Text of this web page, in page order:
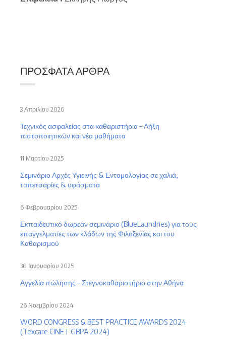
ΠΡΌΣΦΑΤΑ ΆΡΘΡΑ
Τεχνικός ασφαλείας στα καθαριστήρια – Λήξη
πιστοποιητικών και νέα μαθήματα
3 Απριλίου 2026
Σεμινάριο Αρχές Υγιεινής & Εντομολογίας σε χαλιά,
ταπετσαρίες & υφάσματα
11 Μαρτίου 2025
Εκπαιδευτικό δωρεάν σεμινάριο (BlueLaundries) για τους
επαγγελματίες των κλάδων της Φιλοξενίας και του
Καθαρισμού
6 Φεβρουαρίου 2025
Αγγελία πώλησης – Στεγνοκαθαριστήριο στην Αθήνα
30 Ιανουαρίου 2025
WORD CONGRESS & BEST PRACTICE AWARDS 2024
(Texcare CINET GBPA 2024)
26 Νοεμβρίου 2024